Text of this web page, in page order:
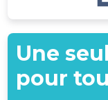
Une
pour